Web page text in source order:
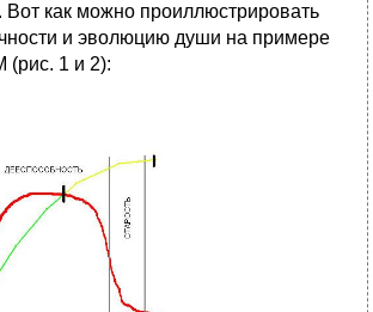
как можно проиллюстрировать
и эволюцию души на примере
(рис. 1 и 2):